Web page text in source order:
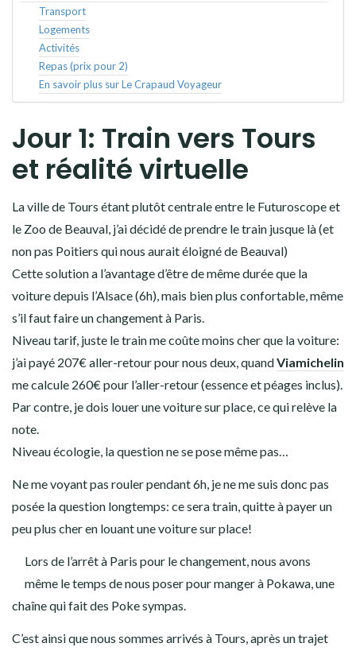
Transport
Logements
Activités
Repas (prix pour 2)
En savoir plus sur Le Crapaud Voyageur
Jour 1: Train vers Tours
et réalité virtuelle
La ville de Tours étant plutôt centrale entre le Futuroscope et
le Zoo de Beauval, j’ai décidé de prendre le train jusque là (et
non pas Poitiers qui nous aurait éloigné de Beauval)
Cette solution a l’avantage d’être de même durée que la
voiture depuis l’Alsace (6h), mais bien plus confortable, même
s’il faut faire un changement à Paris.
Niveau tarif, juste le train me coûte moins cher que la voiture:
j’ai payé 207€ aller-retour pour nous deux, quandViamichelin
me calcule 260€ pour l’aller-retour (essence et péages inclus).
Par contre, je dois louer une voiture sur place, ce qui relève la
note.
Niveau écologie, la question ne se pose même pas…
Ne me voyant pas rouler pendant 6h, je ne me suis donc pas
posée la question longtemps: ce sera train, quitte à payer un
peu plus cher en louant une voiture sur place!
Lors de l’arrêt à Paris pour le changement, nous avons
même le temps de nous poser pour manger à Pokawa, une
chaîne qui fait des Poke sympas.
C’est ainsi que nous sommes arrivés à Tours, après un trajet